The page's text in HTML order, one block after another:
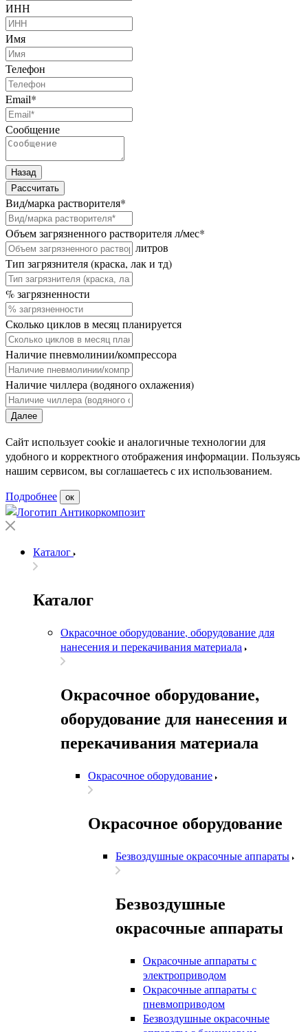
ИНН
Имя
Телефон
Email*
Сообщение
Назад
Рассчитать
Вид/марка растворителя*
Объем загрязненного растворителя л/мес*
литров
Тип загрязнителя (краска, лак и тд)
% загрязненности
Сколько циклов в месяц планируется
Наличие пневмолинии/компрессора
Наличие чиллера (водяного охлажения)
Далее
Сайт использует cookie и аналогичные технологии для
удобного и корректного отображения информации. Пользуясь
нашим сервисом, вы соглашаетесь с их использованием.
Подробнее
ок
Каталог
Каталог
Окрасочное оборудование, оборудование для
нанесения и перекачивания материала
Окрасочное оборудование,
оборудование для нанесения и
перекачивания материала
Окрасочное оборудование
Окрасочное оборудование
Безвоздушные окрасочные аппараты
Безвоздушные
окрасочные аппараты
Окрасочные аппараты с
электроприводом
Окрасочные аппараты с
пневмоприводом
Безвоздушные окрасочные